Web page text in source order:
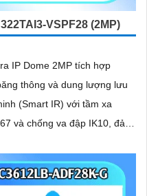
VSPF28 (2MP)
IP Dome 2MP tích hợp
thông và dung lượng lưu
và chống va đập IK10, đảm